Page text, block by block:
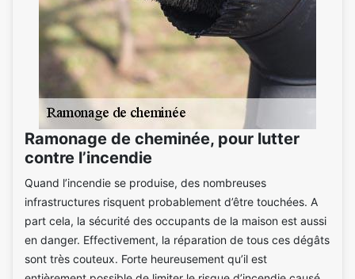
Ramonage de cheminée, pour lutter
contre l’incendie
Quand l’incendie se produise, des nombreuses
infrastructures risquent probablement d’être touchées. A
part cela, la sécurité des occupants de la maison est aussi
en danger. Effectivement, la réparation de tous ces dégâts
sont très couteux. Forte heureusement qu’il est